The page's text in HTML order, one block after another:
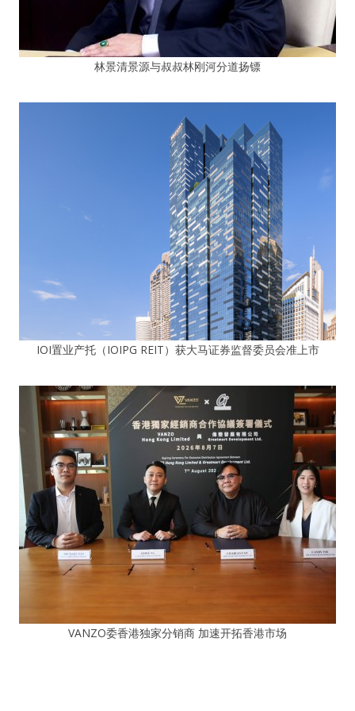
林景清景源与叔叔林刚河分道扬镖
IOI置业产托（IOIPG REIT）获大马证券监督委员会准上市
VANZO委香港独家分销商 加速开拓香港市场